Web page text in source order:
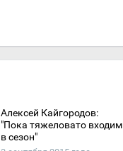
Алексей Кайгородов:
"Пока тяжеловато входим
в сезон"